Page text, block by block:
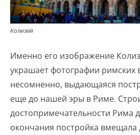
Колизей
Именно его изображение
украшает фотографии римских
несомненно, выдающаяся
еще до нашей эры в Риме.
достопримечательности Рима
окончания постройка вмещала